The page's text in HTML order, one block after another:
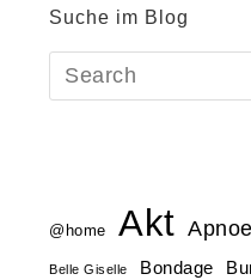
Suche im Blog
@home Akt Apnoe
Belle Giselle Bondage